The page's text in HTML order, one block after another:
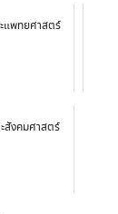
แพทยศาสตร์
สังคมศาสตร์